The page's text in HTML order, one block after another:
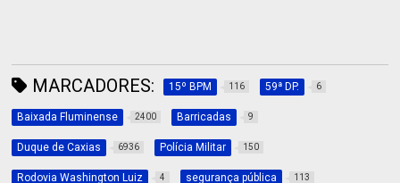
MARCADORES: 15º BPM 116 59ª DP. 6
Baixada Fluminense 2400 Barricadas 9
Duque de Caxias 6936 Polícia Militar 150
Rodovia Washington Luiz 4 segurança pública 113